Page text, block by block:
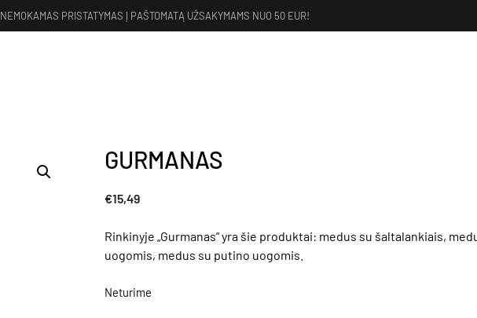
NEMOKAMAS PRISTATYMAS Į PAŠTOMATĄ UŽSAKYMAMS NUO 50 EUR!
GURMANAS
€15,49
Rinkinyje „Gurmanas” yra šie produktai: medus su šaltalankiais,
uogomis, medus su putino uogomis.
Neturime